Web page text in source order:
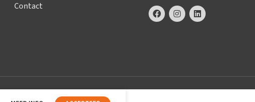
Contact